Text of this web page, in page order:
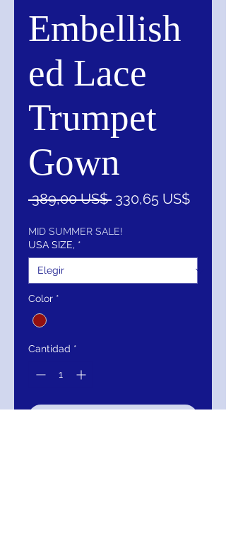
Embellish
ed Lace
Trumpet
Gown
389,00 US$ Precio
330,65 US$Precio
MID SUMMER SALE!
USA SIZE, *
Color *
Cantidad *